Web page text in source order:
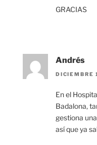
GRACIAS
Andrés
DICIEMBRE
En el
Badalona,
gestiona
así que ya